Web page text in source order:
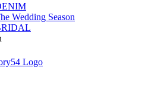
Wedding Season